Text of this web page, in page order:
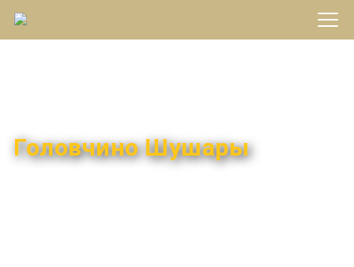
Головчино Шушары